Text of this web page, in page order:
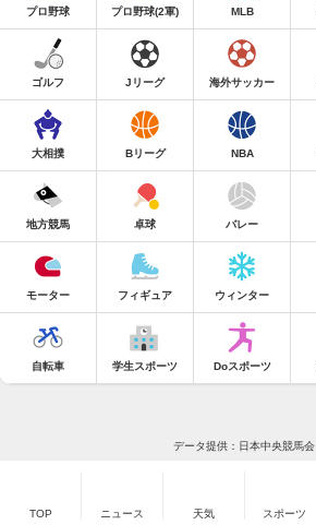
プロ野球 プロ野球(2軍) MLB
ゴルフ Jリーグ 海外サッカー
大相撲 Bリーグ NBA
地方競馬 卓球 バレー
モーター フィギュア ウィンター
自転車 学生スポーツ Doスポーツ
データ提供：日本中央競馬会
TOP ニュース 天気 スポーツ